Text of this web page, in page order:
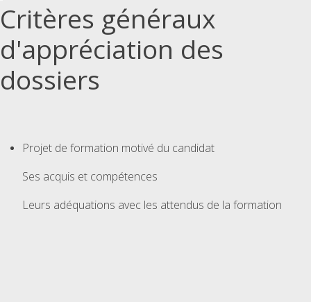
Critères généraux
d'appréciation des
dossiers
Projet de formation motivé du candidat
Ses acquis et compétences
Leurs adéquations avec les attendus de la formation